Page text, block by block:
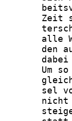
Zeit
alle
den
dabei
Um so
sel
nicht